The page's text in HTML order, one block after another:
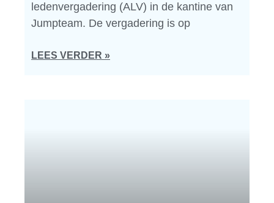
ledenvergadering (ALV) in de kantine van
Jumpteam. De vergadering is op
LEES VERDER »